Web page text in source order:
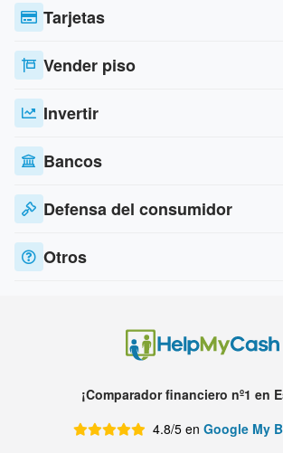
Tarjetas
Vender piso
Invertir
Bancos
Defensa del consumidor
Otros
¡Comparador financiero nº1 en
4.8/5 en Google My